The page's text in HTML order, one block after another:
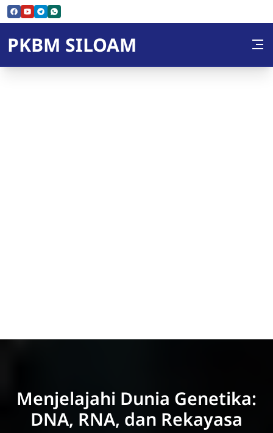
Skip to Content
PKBM SILOAM
Menjelajahi Dunia Genetika:
DNA, RNA, dan Rekayasa